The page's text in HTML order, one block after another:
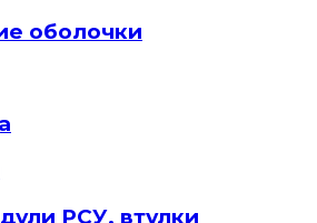
оболочки
РСУ, втулки